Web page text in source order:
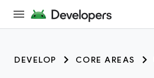
DEVELOP CORE AREAS